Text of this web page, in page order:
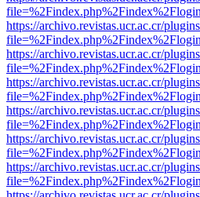
https://archivo.revistas.ucr.ac.cr/
https://archivo.revistas.ucr.ac.cr/
https://archivo.revistas.ucr.ac.cr/
https://archivo.revistas.ucr.ac.cr/
https://archivo.revistas.ucr.ac.cr/
https://archivo.revistas.ucr.ac.cr/